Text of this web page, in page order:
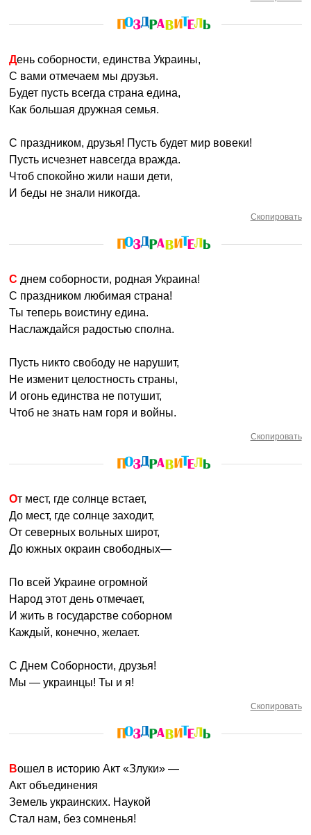
День соборности, единства Украины,
С вами отмечаем мы друзья.
Будет пусть всегда страна едина,
Как большая дружная семья.
С праздником, друзья! Пусть будет мир вовеки!
Пусть исчезнет навсегда вражда.
Чтоб спокойно жили наши дети,
И беды не знали никогда.
Скопировать
С днем соборности, родная Украина!
С праздником любимая страна!
Ты теперь воистину едина.
Наслаждайся радостью сполна.
Пусть никто свободу не нарушит,
Не изменит целостность страны,
И огонь единства не потушит,
Чтоб не знать нам горя и войны.
Скопировать
От мест, где солнце встает,
До мест, где солнце заходит,
От северных вольных широт,
До южных окраин свободных—
По всей Украине огромной
Народ этот день отмечает,
И жить в государстве соборном
Каждый, конечно, желает.
С Днем Соборности, друзья!
Мы — украинцы! Ты и я!
Скопировать
Вошел в историю Акт «Злуки» —
Акт объединения
Земель украинских. Наукой
Стал нам, без сомненья!